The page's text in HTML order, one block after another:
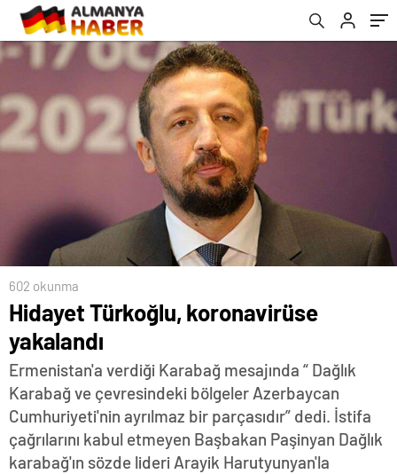
602 okunma
Hidayet Türkoğlu, koronavirüse
yakalandı
Ermenistan'a verdiği Karabağ mesajında “ Dağlık
Karabağ ve çevresindeki bölgeler Azerbaycan
Cumhuriyeti'nin ayrılmaz bir parçasıdır” dedi. İstifa
çağrılarını kabul etmeyen Başbakan Paşinyan Dağlık
karabağ'ın sözde lideri Arayik Harutyunyan'la